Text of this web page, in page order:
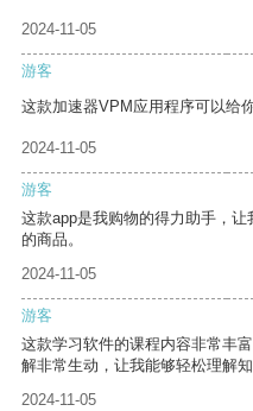
2024-11-05
游客
这款加速器VPM应用程序可以给
2024-11-05
游客
这款app是我购物的得力助手，
的商品。
2024-11-05
游客
这款学习软件的课程内容非常丰
解非常生动，让我能够轻松理解知
2024-11-05